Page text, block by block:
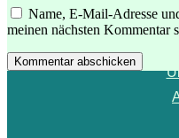
Name, E-Mail-Adresse
meinen nächsten Kommentar
Kommentar abschicken